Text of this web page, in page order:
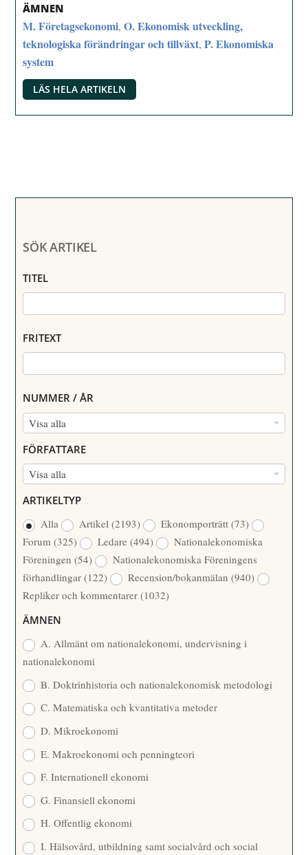
ÄMNEN
M. Företagsekonomi,O. Ekonomisk utveckling,
teknologiska förändringar och tillväxt,P. Ekonomiska
system
LÄS HELA ARTIKELN
SÖK ARTIKEL
TITEL
FRITEXT
NUMMER / ÅR
Visa alla
N
M
M
/
Å
R
FÖRFATTARE
Visa alla
R
F
A
T
T
A
R
ARTIKELTYP
Alla
Artikel(2193) Ekonomporträtt(73)
Forum(325) Ledare(494)
Nationalekonomiska
Föreningen(54)
Nationalekonomiska Föreningens
förhandlingar(122) Recension/bokanmälan(940)
Repliker och kommentarer(1032)
ÄMNEN
A. Allmänt om nationalekonomi, undervisning i
nationalekonomi
B. Doktrinhistoria och nationalekonomisk metodologi
C. Matematiska och kvantitativa metoder
D. Mikroekonomi
E. Makroekonomi och penningteori
F. Internationell ekonomi
G. Finansiell ekonomi
H. Offentlig ekonomi
I. Hälsovård, utbildning samt socialvård och social